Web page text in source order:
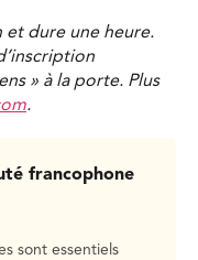
et dure une heure.
» à la porte. Plus
.
francophone
sont essentiels